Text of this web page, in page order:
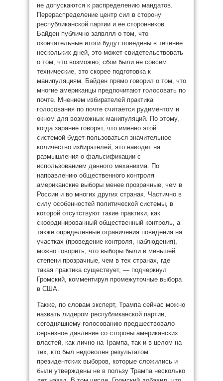
не допускаются к распределению мандатов.
Перераспределение центр сил в сторону
республиканской партии и ее сторонников.
Байден публично заявлял о том, что
окончательные итоги будут поведены в течение
нескольких дней, это может свидетельствовать
о том, что возможно, сбои были не совсем
технические, это скорее подготовка к
манипуляциям. Байден прямо говорил о том, что
многие американцы предпочитают голосовать по
почте. Мнением избирателей практика
голосования по почте считается рудиментом и
окном для возможных манипуляций. По этому,
когда заранее говорят, что именно этой
системой будет пользоваться значительное
количество избирателей, это наводит на
размышления о фальсификации с
использованием данного механизма. По
направлению общественного контроля
американские выборы менее прозрачные, чем в
России и во многих других странах. Частично в
силу особенностей политической системы, в
которой отсутствуют такие практики, как
скоординированный общественный контроль, а
также определенные ограничения поведения на
участках (проведение контроля, наблюдения),
можно говорить, что выборы были в меньшей
степени прозрачные, чем в тех странах, где
такая практика существует, — подчеркнул
Громский, комментируя промежуточные выбора
в США.
Также, по словам эксперт, Трампа сейчас можно
назвать лидером республиканской партии,
сегодняшнему голосованию предшествовало
серьезное давление со стороны американских
властей, как лично на Трампа, так и в целом на
тех, кто был недоволен результатом
президентских выборов, которые сложились и
были утверждены не в пользу Трампа несколько